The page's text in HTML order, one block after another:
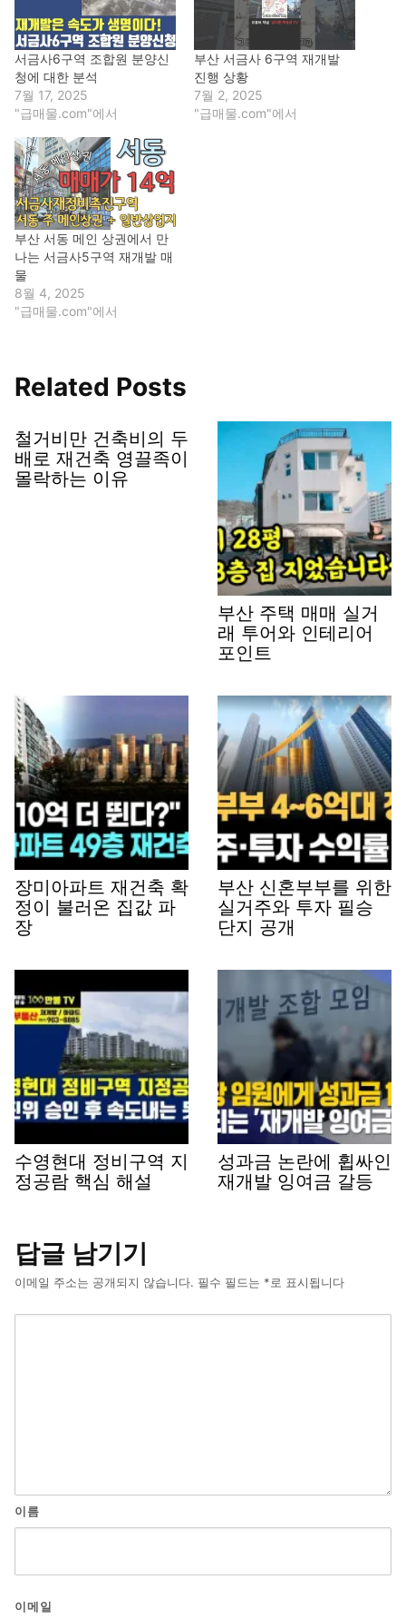
서금사6구역 조합원 분양신
청에 대한 분석
7월 17, 2025
"급매물.com"에서
부산 서금사 6구역 재개발
진행 상황
7월 2, 2025
"급매물.com"에서
부산 서동 메인 상권에서 만
나는 서금사5구역 재개발 매
물
8월 4, 2025
"급매물.com"에서
Related Posts
철거비만 건축비의 두
배로 재건축 영끌족이
몰락하는 이유
부산 주택 매매 실거
래 투어와 인테리어
포인트
장미아파트 재건축 확
정이 불러온 집값 파
장
부산 신혼부부를 위한
실거주와 투자 필승
단지 공개
수영현대 정비구역 지
정공람 핵심 해설
성과금 논란에 휩싸인
재개발 잉여금 갈등
답글 남기기
이메일 주소는 공개되지 않습니다. 필수 필드는 *로 표시됩니다
이름
이메일